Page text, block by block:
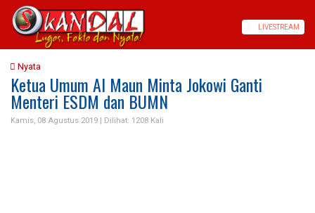
LIVESTREAM
Nyata
Ketua Umum Al Maun Minta Jokowi Ganti
Menteri ESDM dan BUMN
Kamis, 08 Agustus 2019 | Dilihat: 1208 Kali